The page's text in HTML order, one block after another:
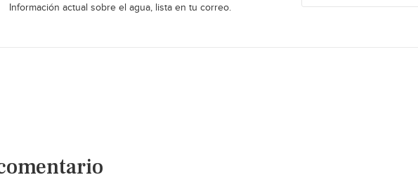
Información actual sobre el agua, lista en tu correo.